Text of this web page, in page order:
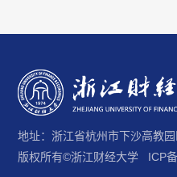
地址：浙江省杭州市下沙高教
版权所有©浙江财经大学 ICP